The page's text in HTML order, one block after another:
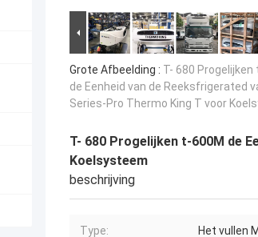
Grote Afbeelding : T- 680 Progelijken
de Eenheid van de Reeksfrigerated
Series-Pro Thermo King T voor
T- 680 Progelijken t-600M de
Koelsysteem
beschrijving
Type: Het vullen